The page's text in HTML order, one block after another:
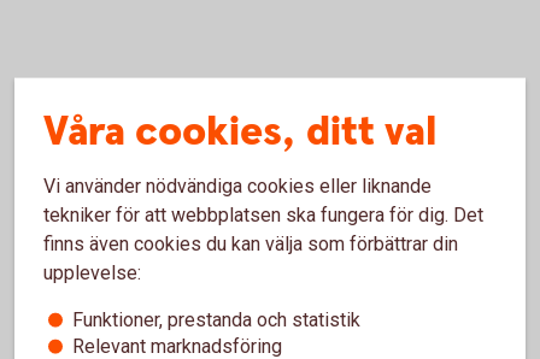
Wallets endast för bankkort
Mastercard Click to Pay
Anslut till Mastercard Click to Pay och slipp knappa
in ditt kortnummer när du handlar online. Välj vilka
Gäller endast för våra bankkort Mastercard.
Våra cookies, ditt val
Vi använder nödvändiga cookies eller liknande
tekniker för att webbplatsen ska fungera för dig. Det
finns även cookies du kan välja som förbättrar din
upplevelse:
Funktioner, prestanda och statistik
Relevant marknadsföring